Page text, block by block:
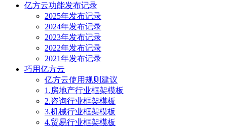
亿方云功能发布记录
2025年发布记录
2024年发布记录
2023年发布记录
2022年发布记录
2021年发布记录
巧用亿方云
亿方云使用规则建议
1.房地产行业框架模板
2.咨询行业框架模板
3.机械行业框架模板
4.贸易行业框架模板